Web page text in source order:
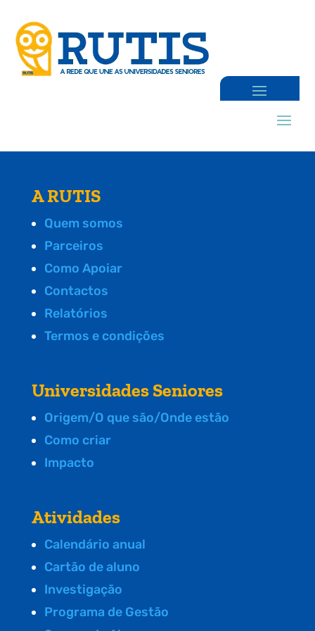
A RUTIS
Quem somos
Parceiros
Como Apoiar
Contactos
Relatórios
Termos e condições
Universidades Seniores
Origem/O que são/Onde estão
Como criar
Impacto
Atividades
Calendário anual
Cartão de aluno
Investigação
Programa de Gestão